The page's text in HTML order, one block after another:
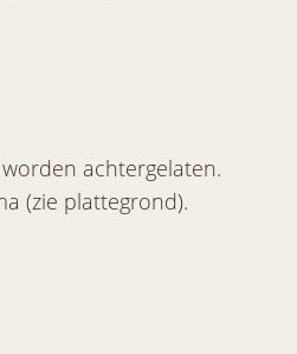
achtergelaten.
(zie plattegrond).